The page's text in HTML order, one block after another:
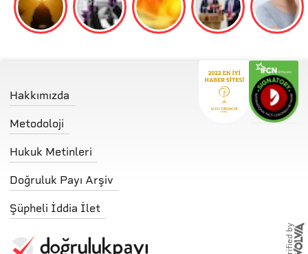
Hakkımızda
Metodoloji
Hukuk Metinleri
Doğruluk Payı Arşiv
Şüpheli İddia İlet